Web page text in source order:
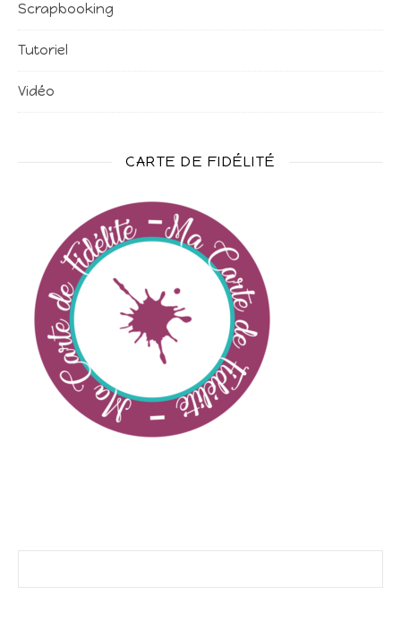
Scrapbooking
Tutoriel
Vidéo
CARTE DE FIDÉLITÉ